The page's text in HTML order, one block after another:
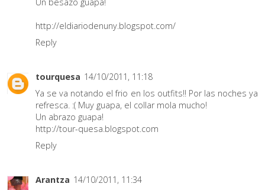
http://eldiariodenuny.blogspot.com/
Reply
tourquesa 14/10/2011, 11:18
Ya se va notando el frio en los outfits!! Por las noches ya
refresca. :( Muy guapa, el collar mola mucho!
Un abrazo guapa!
http://tour-quesa.blogspot.com
Reply
Arantza 14/10/2011, 11:34